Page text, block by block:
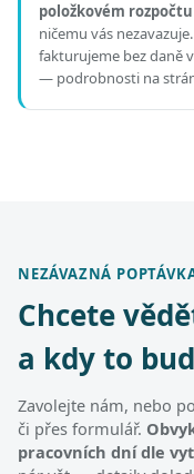
položkovém
ničemu vás
fakturujeme bez daně
— podrobnosti na
NEZÁVAZNÁ
Chcete
a kdy to
Zavolejte nám, nebo
či přes formulář.
pracovních dní dle